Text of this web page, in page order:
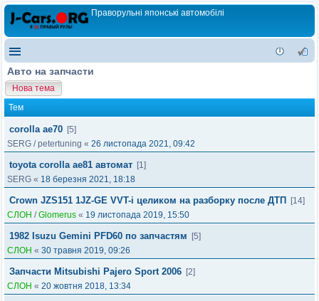
Праворульні японські автомобілі
Авто на запчасти
Нова тема
Тем
corolla ae70 [5]
SERG /petertuning « 26 листопада 2021, 09:42
toyota corolla ae81 автомат [1]
SERG « 18 березня 2021, 18:18
Crown JZS151 1JZ-GE VVT-i целиком на разборку после ДТП
[14]
СЛОН /Glomerus « 19 листопада 2019, 15:50
1982 Isuzu Gemini PFD60 по запчастям
[5]
СЛОН « 30 травня 2019, 09:26
Запчасти Mitsubishi Pajero Sport 2006 [2]
СЛОН « 20 жовтня 2018, 13:34